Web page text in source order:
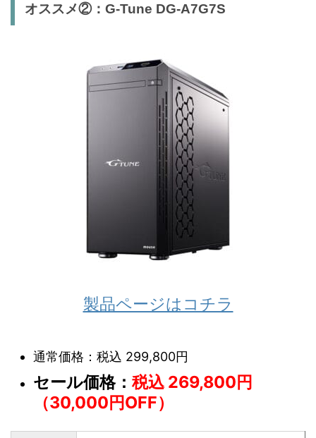
オススメ②：G-Tune DG-A7G7S
製品ページはコチラ
通常価格：税込 299,800円
セール価格： 税込 269,800円
（30,000円OFF）